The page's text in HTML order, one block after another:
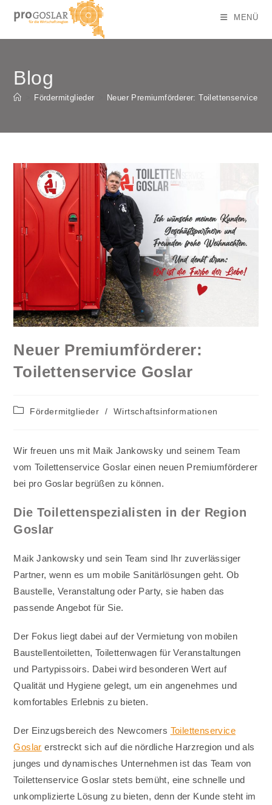
Inhalt
springen
MENÜ
Blog
Fördermitglieder Neuer Premiumförderer: Toilettenservice
Neuer Premiumförderer:
Toilettenservice Goslar
Beitrags-
Fördermitglieder / Wirtschaftsinformationen
Wir freuen uns mit Maik Jankowsky und seinem Team
vom Toilettenservice Goslar einen neuen Premiumförderer
bei pro Goslar begrüßen zu können.
Die Toilettenspezialisten in der Region
Goslar
Maik Jankowsky und sein Team sind Ihr zuverlässiger
Partner, wenn es um mobile Sanitärlösungen geht. Ob
Baustelle, Veranstaltung oder Party, sie haben das
passende Angebot für Sie.
Der Fokus liegt dabei auf der Vermietung von mobilen
Baustellentoiletten, Toilettenwagen für Veranstaltungen
und Partypissoirs. Dabei wird besonderen Wert auf
Qualität und Hygiene gelegt, um ein angenehmes und
komfortables Erlebnis zu bieten.
Der Einzugsbereich des Newcomers Toilettenservice
Goslar erstreckt sich auf die nördliche Harzregion und als
junges und dynamisches Unternehmen ist das Team von
Toilettenservice Goslar stets bemüht, eine schnelle und
unkomplizierte Lösung zu bieten, denn der Kunde steht im